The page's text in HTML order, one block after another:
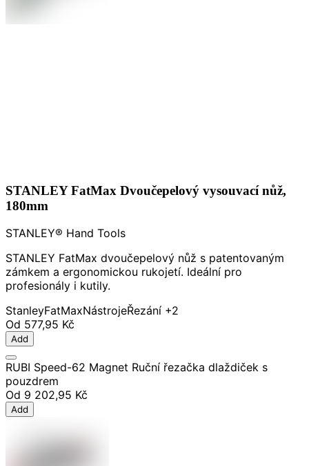
STANLEY FatMax Dvoučepelový vysouvací nůž,
180mm
STANLEY® Hand Tools
STANLEY FatMax dvoučepelový nůž s patentovaným
zámkem a ergonomickou rukojetí. Ideální pro
profesionály i kutily.
StanleyFatMaxNástrojeŘezání +2
Od 577,95 Kč
Add
RUBI Speed-62 Magnet Ruční řezačka dlaždiček s
pouzdrem
Od 9 202,95 Kč
Add